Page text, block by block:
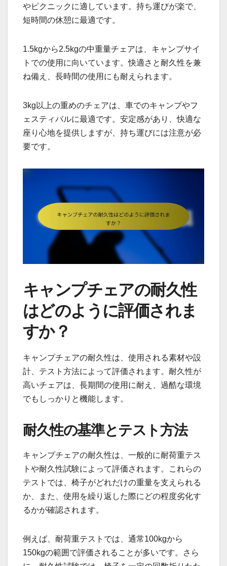
やピクニックに適しています。持ち運びが楽で、
短時間の休憩に最適です。
1.5kgから2.5kgの中重量チェアは、キャンプサイ
トでの使用に向いています。快適さと耐久性を兼
ね備え、長時間の使用にも耐えられます。
3kg以上の重めのチェアは、車でのキャンプやフ
ェスティバルに最適です。安定感があり、快適な
座り心地を提供しますが、持ち運びには注意が必
要です。
キャンプチェアの耐久性
はどのように評価されま
すか？
キャンプチェアの耐久性は、使用される素材や設
計、テスト方法によって評価されます。耐久性が
高いチェアは、長期間の使用に耐え、過酷な環境
でもしっかりと機能します。
耐久性の基準とテスト方法
キャンプチェアの耐久性は、一般的に耐荷重テス
トや耐久性試験によって評価されます。これらの
テストでは、椅子がどれだけの重量を支えられる
か、また、使用を繰り返した際にどの程度劣化す
るかが確認されます。
例えば、耐荷重テストでは、通常100kgから
150kgの範囲で評価されることが多いです。さら